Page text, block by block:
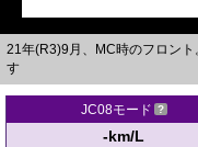
21年(R3)9月、MC時のフロン
す
JC08モード
-km/L